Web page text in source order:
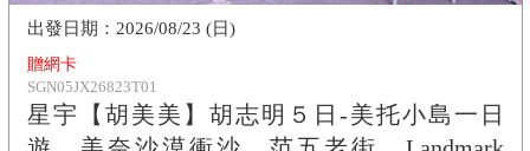
贈網卡
SGN05JX26823T01
星宇【胡美美】胡志明５日-美托小島一日
2026/08/23 (日)